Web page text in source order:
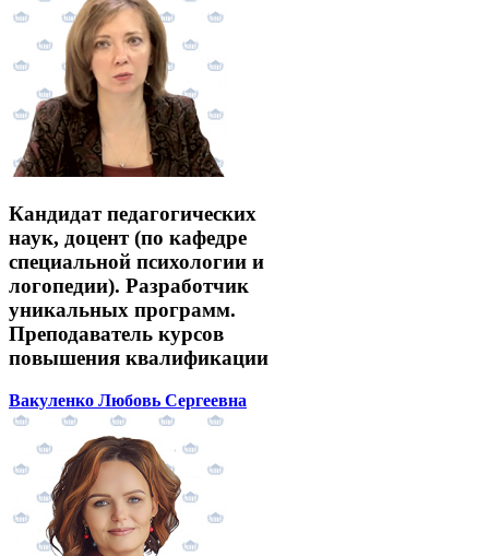
Кандидат педагогических
наук, доцент (по кафедре
специальной психологии и
логопедии). Разработчик
уникальных программ.
Преподаватель курсов
повышения квалификации
Вакуленко Любовь Сергеевна